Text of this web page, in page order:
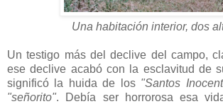
Una habitación interior, dos
Un testigo más del declive del campo,
ese declive acabó con la esclavitud de
significó la huida de los "Santos
"señorito". Debía ser horrorosa esa